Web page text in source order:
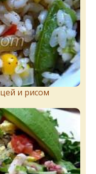
и рисом